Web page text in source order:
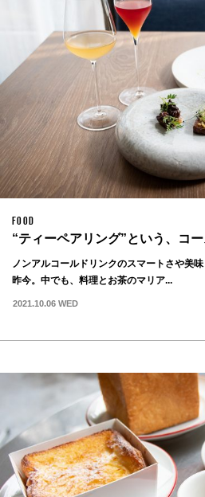
FOOD
“ティーペアリング”という、コ
ノンアルコールドリンクのスマートさや美
昨今。中でも、料理とお茶のマリア...
2021.10.06 WED